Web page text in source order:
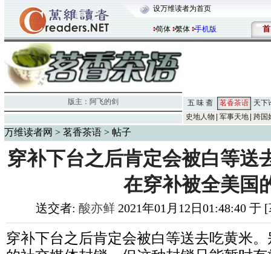
设万维读者为首页
简体 繁体 手机版 首
版主： 阿飞的剑 五 味 斋 茗香茶语
天下
史地人物
军事天地 跨国
万维读者网 > 茗香茶语 > 帖子
穿补下台之后肯定会被白等送
在穿补被全美国
送交者: 酸亦鲜 2021年01月12日01:48:40 于
穿补下台之后肯定会被白等送去吃黄米